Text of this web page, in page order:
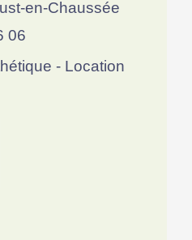
en-Chaussée
06
- Location